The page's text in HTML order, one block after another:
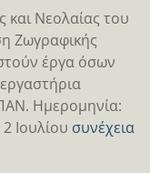
και Νεολαίας του
Ζωγραφικής
έργα όσων
Ημερομηνία:
Ιουλίου συνέχεια